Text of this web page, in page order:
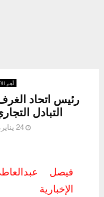
أهم
رئيس اتحاد
التبادل
24 يناير، 2020
فيصل
الإخبارية